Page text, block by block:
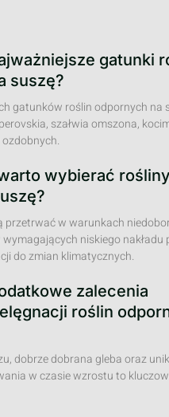
gatunki
suszę?
gatunków roślin odpornych na
szałwia omszona,
wybierać rośliny
przetrwać w warunkach
niskiego nakładu
do zmian klimatycznych.
zalecenia
roślin
dobrze dobrana gleba oraz
w czasie wzrostu to